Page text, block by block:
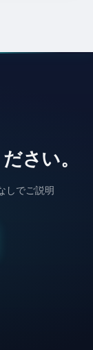
く）
さい。
しでご説明